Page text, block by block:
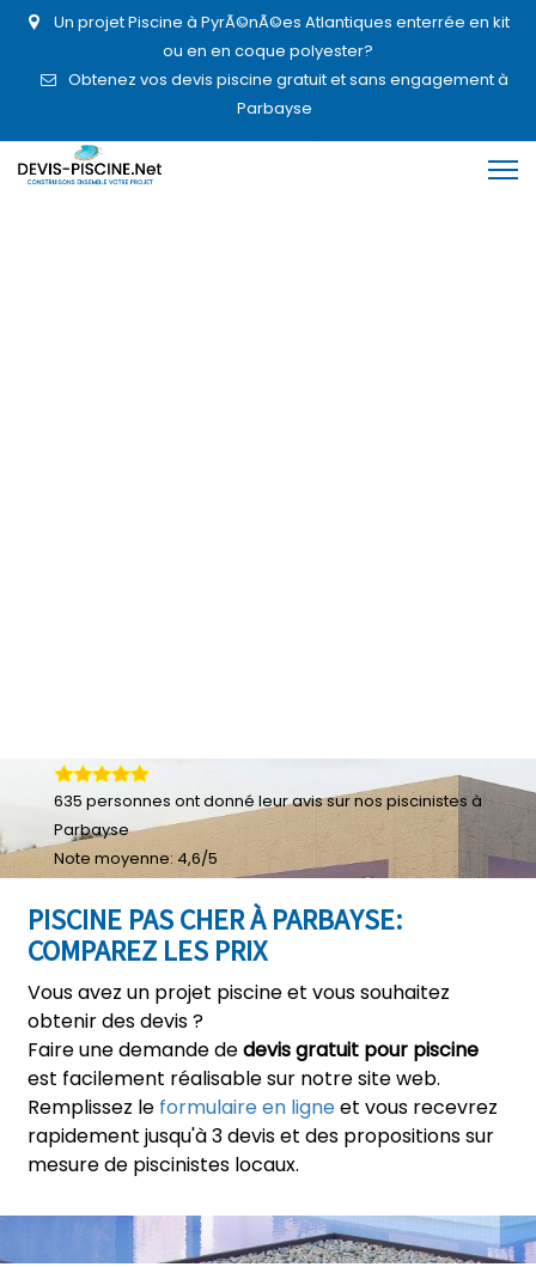
Un projet Piscine à PyrÃ©nÃ©es Atlantiques enterrée en kit
ou en en coque polyester?
Obtenez vos devis piscine gratuit et sans engagement à
Parbayse
PISCINE PAS CHER À PARBAYSE:
COMPAREZ LES PRIX
Vous avez un projet piscine et vous souhaitez
obtenir des devis ?
Faire une demande dedevis gratuit pour piscine
est facilement réalisable sur notre site web.
Remplissez le formulaire en ligneet vous recevrez
rapidement jusqu'à 3 devis et des propositions sur
mesure de piscinistes locaux.
635 personnes ont donné leuravis sur nos piscinistes à
Parbayse
Note moyenne: 4,6/5